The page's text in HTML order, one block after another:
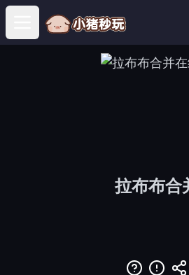
Open main menu
拉布布合